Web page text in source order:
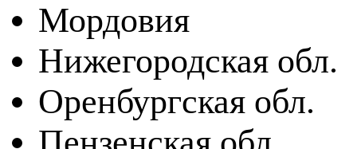
Мордовия
Нижегородская обл.
Оренбургская обл.